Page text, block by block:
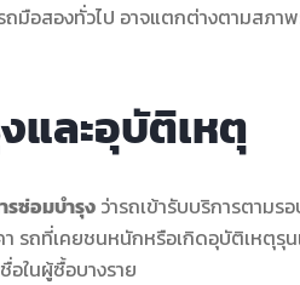
ถมือสองทั่วไป อาจแตกต่างตามสภ
และอุบัติเหตุ
รซ่อมบำรุง ว่ารถเข้ารับบริการตามร
รถที่เคยชนหนักหรือเกิดอุบัติเหตุรุน
อในผู้ซื้อบางราย